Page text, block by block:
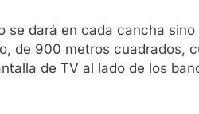
se dará en cada cancha
de 900 metros
de TV al lado de los